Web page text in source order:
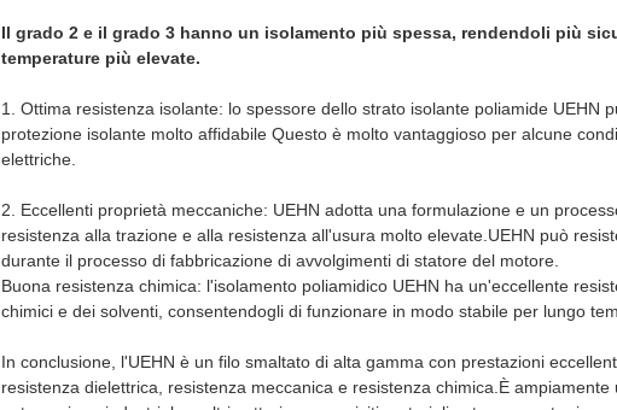
Il grado 2 e il grado 3 hanno un isolamento più spessa, rendendoli più
temperature più elevate.
1. Ottima resistenza isolante: lo spessore dello strato isolante poliamide UEHN
protezione isolante molto affidabile Questo è molto vantaggioso per alcune
elettriche.
2. Eccellenti proprietà meccaniche: UEHN adotta una formulazione e un
resistenza alla trazione e alla resistenza all'usura molto elevate.UEHN può
durante il processo di fabbricazione di avvolgimenti di statore del motore.
Buona resistenza chimica: l'isolamento poliamidico UEHN ha un'eccellente
chimici e dei solventi, consentendogli di funzionare in modo stabile per lungo
In conclusione, l'UEHN è un filo smaltato di alta gamma con prestazioni
resistenza dielettrica, resistenza meccanica e resistenza chimica.È